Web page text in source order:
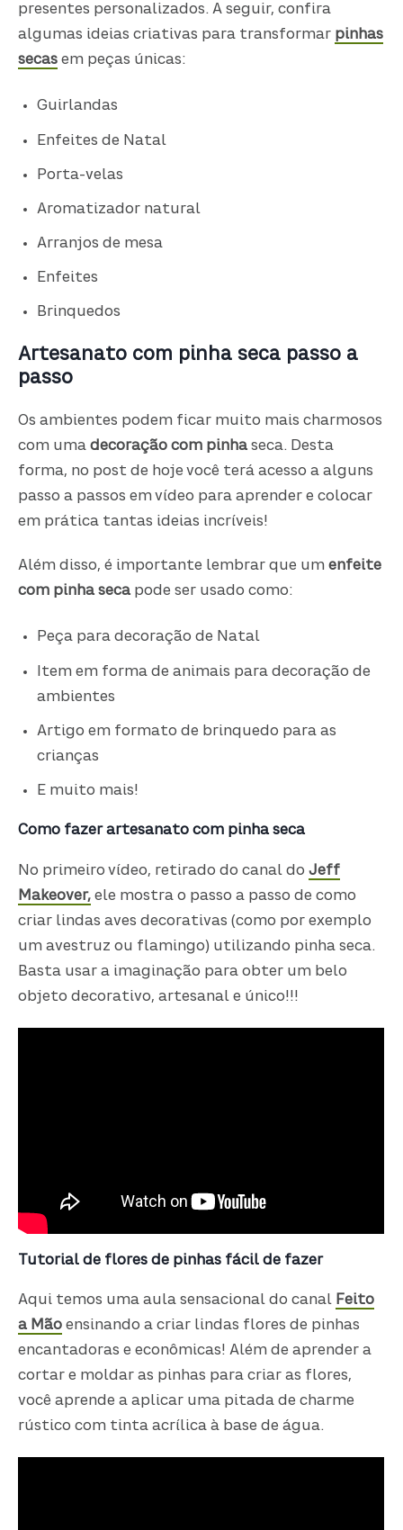
presentes personalizados. A seguir, confira
algumas ideias criativas para transformar pinhas
secas em peças únicas:
Guirlandas
Enfeites de Natal
Porta-velas
Aromatizador natural
Arranjos de mesa
Enfeites
Brinquedos
Artesanato com pinha seca passo a
passo
Os ambientes podem ficar muito mais charmosos
com umadecoração com pinha seca. Desta
forma, no post de hoje você terá acesso a alguns
passo a passos em vídeo para aprender e colocar
em prática tantas ideias incríveis!
Além disso, é importante lembrar que umenfeite
com pinha seca pode ser usado como:
Peça para decoração de Natal
Item em forma de animais para decoração de
ambientes
Artigo em formato de brinquedo para as
crianças
E muito mais!
Como fazer artesanato com pinha seca
No primeiro vídeo, retirado do canal doJeff
Makeover, ele mostra o passo a passo de como
criar lindas aves decorativas (como por exemplo
um avestruz ou flamingo) utilizando pinha seca.
Basta usar a imaginação para obter um belo
objeto decorativo, artesanal e único!!!
Tutorial de flores de pinhas fácil de fazer
Aqui temos uma aula sensacional do canal Feito
a Mão ensinando a criar lindas flores de pinhas
encantadoras e econômicas! Além de aprender a
cortar e moldar as pinhas para criar as flores,
você aprende a aplicar uma pitada de charme
rústico com tinta acrílica à base de água.